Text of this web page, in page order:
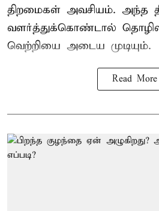
திறமைகள் அவசியம். அந்த
வளர்த்துக்கொண்டால்
வெற்றியை அடைய முடியும்.
Read More